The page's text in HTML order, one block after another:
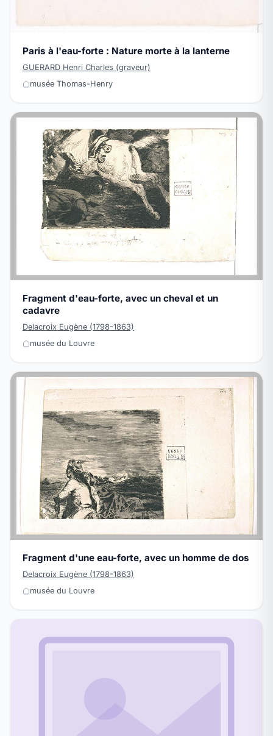
Paris à l'eau-forte : Nature morte à la lanterne
GUERARD Henri Charles (graveur)
musée Thomas-Henry
Fragment d'eau-forte, avec un cheval et un
cadavre
Delacroix Eugène (1798-1863)
musée du Louvre
Fragment d'une eau-forte, avec un homme de dos
Delacroix Eugène (1798-1863)
musée du Louvre